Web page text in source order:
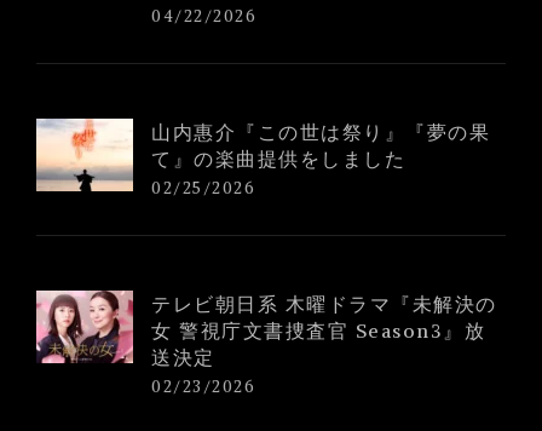
04/22/2026
山内惠介『この世は祭り』『夢の果
て』の楽曲提供をしました
02/25/2026
テレビ朝日系 木曜ドラマ『未解決の
女 警視庁文書捜査官 Season3』放
送決定
02/23/2026